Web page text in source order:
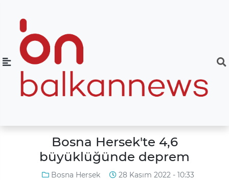
Bosna Hersek'te 4,6
büyüklüğünde deprem
Bosna Hersek 28 Kasım 2022 - 10:33